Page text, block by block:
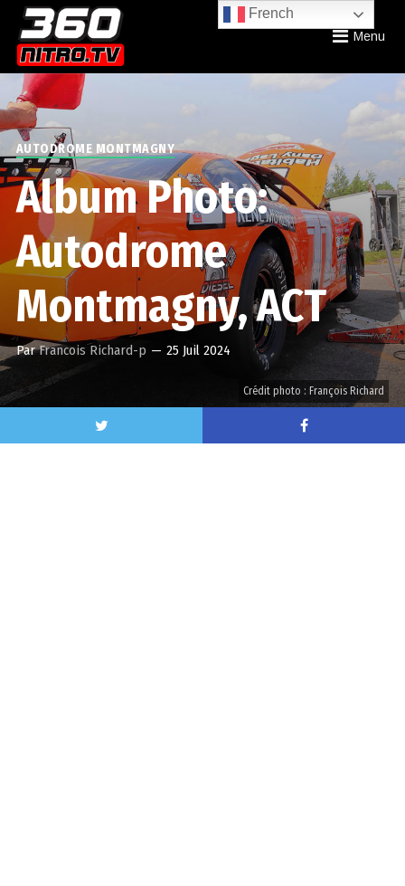
Menu
AUTODROME MONTMAGNY
Album Photo:
Autodrome
Montmagny, ACT
ParFrancois Richard-p — 25 Juil 2024
Crédit photo : François Richard
French